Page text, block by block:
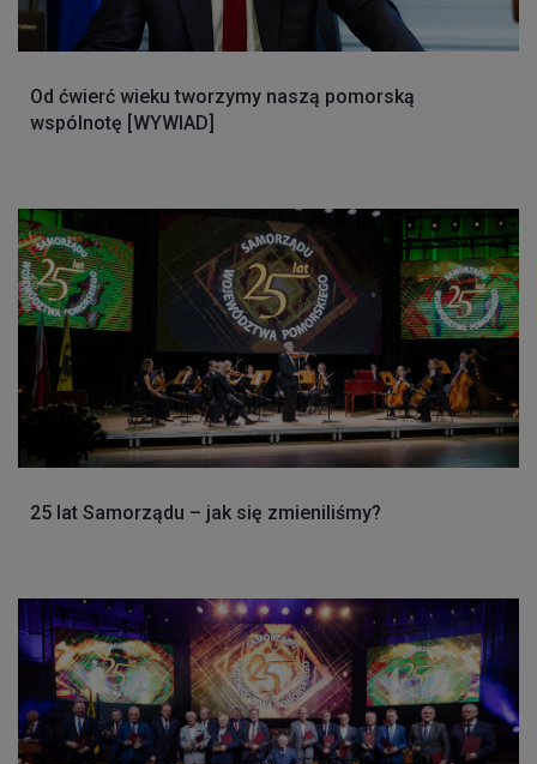
Od ćwierć wieku tworzymy naszą pomorską
wspólnotę [WYWIAD]
25 lat Samorządu – jak się zmieniliśmy?